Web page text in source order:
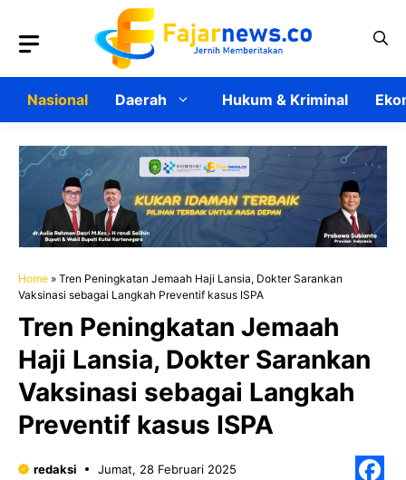
Nasional Daerah Hukum & Kriminal
Home » Tren Peningkatan Jemaah Haji Lansia, Dokter Sarankan
Vaksinasi sebagai Langkah Preventif kasus ISPA
Tren Peningkatan Jemaah
Haji Lansia, Dokter Sarankan
Vaksinasi sebagai Langkah
Preventif kasus ISPA
redaksi Jumat, 28 Februari 2025